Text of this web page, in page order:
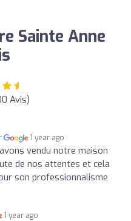
Sainte Anne
Avis)
1 year ago
vendu notre maison
de nos attentes et cela
son professionnalisme
1 year ago